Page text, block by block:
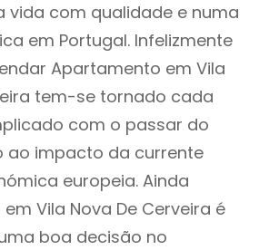
vida com qualidade e numa
em Portugal. Infelizmente
Apartamento em Vila
tem-se tornado cada
com o passar do
ao impacto da currente
europeia. Ainda
Vila Nova De Cerveira é
boa decisão no